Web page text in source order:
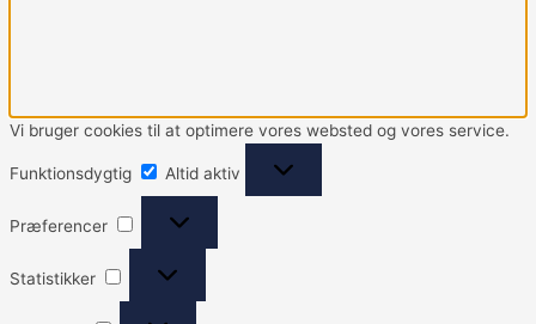
Vi bruger cookies til at optimere vores websted og vores service.
Funktionsdygtig Altid aktiv
Præferencer
Statistikker